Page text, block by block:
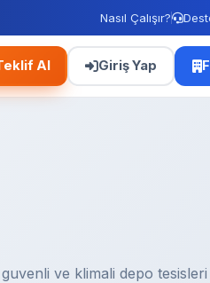
Nasıl Çalışır?
Al Giriş Yap
ve klimali depo tesisleri